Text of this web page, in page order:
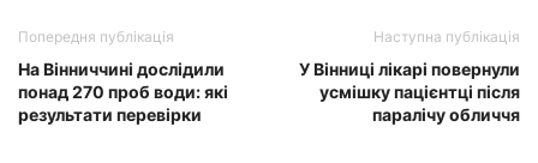
Попередня публікація
На Вінниччині дослідили
понад 270 проб води: які
результати перевірки
Наступна публікація
У Вінниці лікарі повернули
усмішку пацієнтці після
паралічу обличчя